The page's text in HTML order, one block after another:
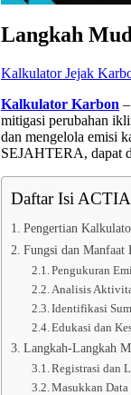
Langkah
Kalkulator Jejak
Kalkulator Karbon –
mitigasi perubahan
dan mengelola emisi
SEJAHTERA, dapat
Daftar Isi ACTIA
Pengertian
Fungsi dan
Pengukuran
Analisis
Identifikasi
Edukasi dan
Langkah-Langkah
Registrasi dan
Masukkan Data